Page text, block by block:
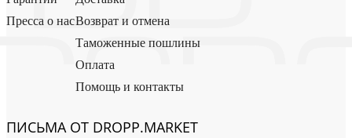
Пресса о насВозврат и отмена
Таможенные пошлины
Оплата
Помощь и контакты
ПИСЬМА ОТ DROPP.MARKET